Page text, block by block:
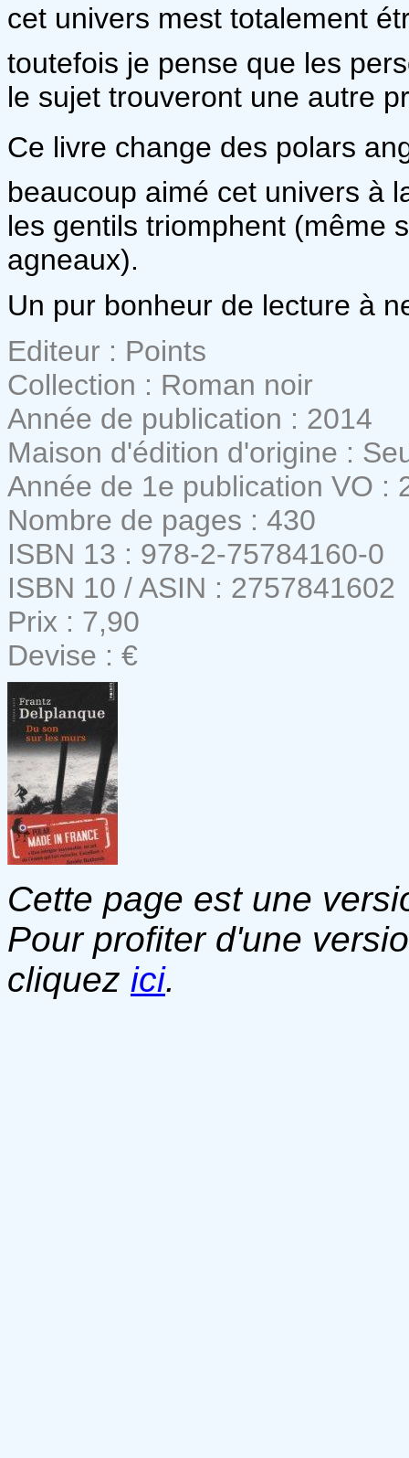
cet univers mest totalement
toutefois je pense que les
le sujet trouveront une autre
Ce livre change des polars
beaucoup aimé cet univers à
les gentils triomphent (même
agneaux).
Un pur bonheur de lecture à
Editeur : Points
Collection : Roman noir
Année de publication : 2014
Maison d'édition d'origine :
Année de 1e publication VO :
Nombre de pages : 430
ISBN 13 : 978-2-75784160-0
ISBN 10 / ASIN : 2757841602
Prix : 7,90
Devise : €
Cette page est une
Pour profiter d'une
cliquez ici.